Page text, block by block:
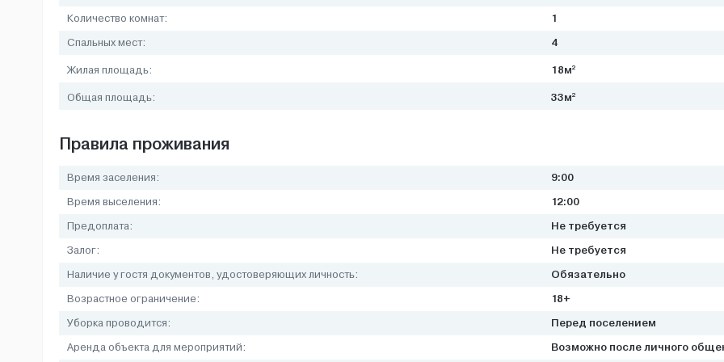
Количество комнат:
1
Спальных мест: 4
Жилая площадь: 18м2
Общая площадь: 33м2
Правила проживания
Время заселения: 9:00
Время выселения: 12:00
Предоплата: Не требуется
Залог: Не требуется
Наличие у гостя документов, удостоверяющих личность: Обязательно
Возрастное ограничение: 18+
Уборка проводится: Перед поселением
Аренда объекта для мероприятий: Возможно после личного